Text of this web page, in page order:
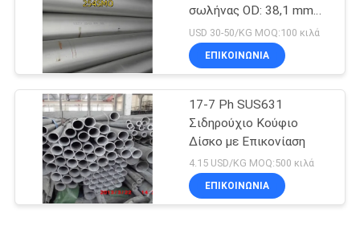
σωλήνας OD: 38,1 mm
Δυνατότητα σωλήνα: 3
mm Διάστημα 6M
USD 30-50/KG MOQ:100 κιλά
ΕΠΙΚΟΙΝΩΝΙΑ
17-7 Ph SUS631
Σιδηρούχιο Κούφιο
Δίσκο με Επικονίαση
4.15 USD/KG MOQ:500 κιλά
ΕΠΙΚΟΙΝΩΝΙΑ